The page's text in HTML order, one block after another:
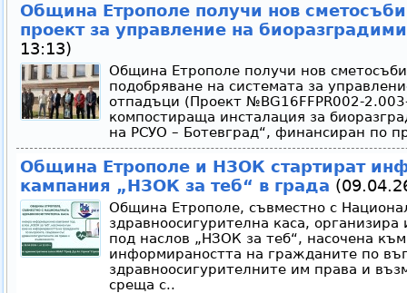
Община Етрополе получи нов
проект за управление на
13:13)
Община Етрополе получи нов
подобряване на системата за
отпадъци (Проект №BG16FFPR002-
компостираща инсталация за
на РСУО – Ботевград“, финансиран по
Община Етрополе и НЗОК стартират
кампания „НЗОК за теб“ в града
Община Етрополе, съвместно с
здравноосигурителна каса,
под наслов „НЗОК за теб“, насочена
информираността на гражданите по
здравноосигурителните им права и
среща с..